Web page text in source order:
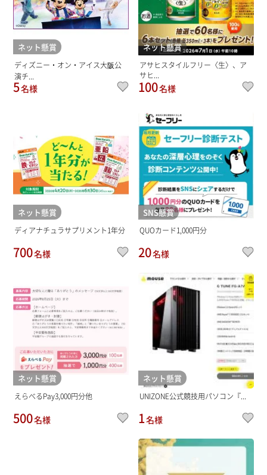
ネット懸賞
ディズニー・オン・アイス大阪公
演チ...
5名様
ネット懸賞
アサヒスタイルフリー〈生〉、ア
サヒ...
100名様
ネット懸賞
ディアナチュラサプリメント1年分
700名様
SNS懸賞
QUOカード1,000円分
20名様
ネット懸賞
えらべるPay3,000円分他
500名様
ネット懸賞
UNIZONE公式競技用パソコン『...
1名様